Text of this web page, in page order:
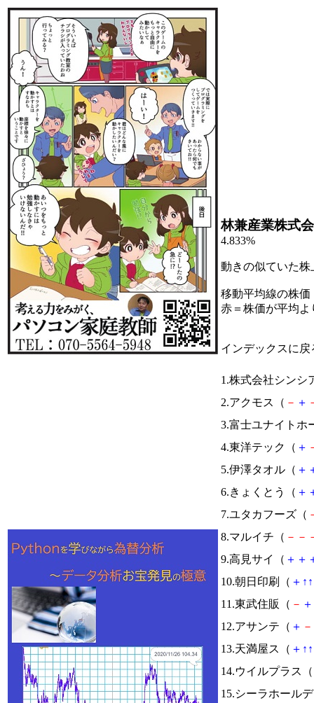
林兼産業株式
4.833%
動きの似ていた
移動平均線の株価
赤＝株価が平均
インデックスに戻
1.株式会社シンシ
2.アクモス（ － ＋
3.富士ユナイトホ
4.東洋テック（ ＋
5.伊澤タオル（ ＋
6.きょくとう（ ＋
7.ユタカフーズ（
8.マルイチ（ － －
9.高見サイ（ ＋ ＋
10.朝日印刷（ ＋ ↑ ↑
11.東武住販（ － ＋
12.アサンテ（ ＋ －
13.天満屋ス（ ＋ ↑ ↑
14.ウイルプラス（
15.シーラホール